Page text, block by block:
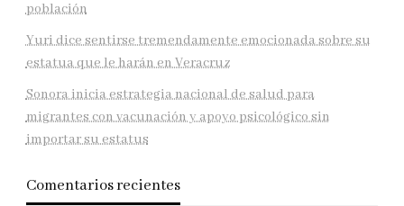
población
Yuri dice sentirse tremendamente emocionada sobre su
estatua que le harán en Veracruz
Sonora inicia estrategia nacional de salud para
migrantes con vacunación y apoyo psicológico sin
importar su estatus
Comentarios recientes